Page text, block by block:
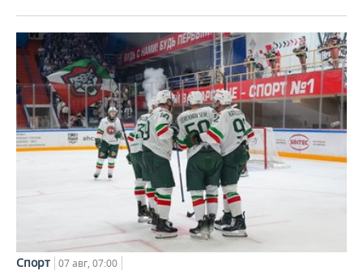
Спорт 07 авг, 07:00